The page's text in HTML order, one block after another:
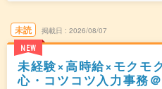
未読
NEW
掲載日 2026/08/07
未経験×高時給×モクモ
心・コツコツ入力事務